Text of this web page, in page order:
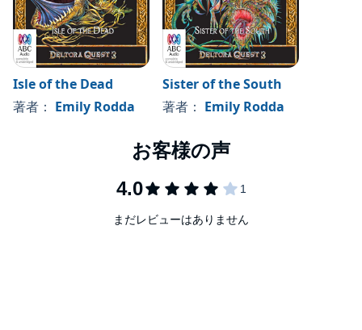
Isle of the Dead
著者： Emily Rodda
Sister of the South
著者： Emily Rodda
まだレビューはありません